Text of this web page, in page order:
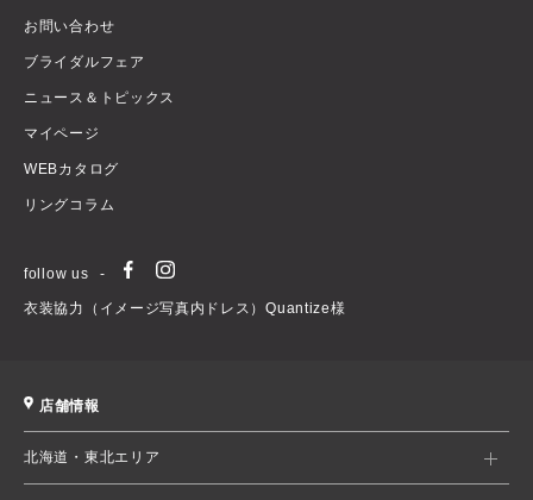
お問い合わせ
ブライダルフェア
ニュース＆トピックス
マイページ
WEBカタログ
リングコラム
follow us
衣装協力（イメージ写真内ドレス）Quantize様
店舗情報
北海道・東北エリア